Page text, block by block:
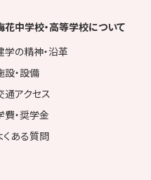
花中学校・高等学校について
学の精神・沿革
設・設備
通アクセス
費・奨学金
くある質問